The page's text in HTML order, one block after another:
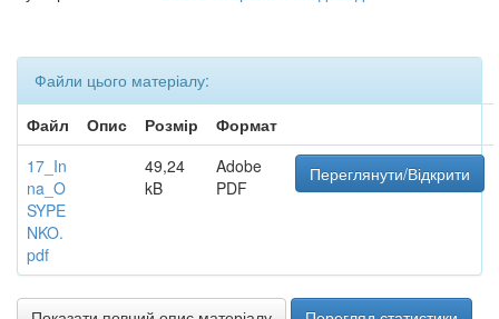
Файли цього матеріалу:
Файл
Опис Розмір
Формат
17_In
na_O
SYPE
NKO.
pdf
49,24
kB
Adobe
PDF
Переглянути/Відкрити